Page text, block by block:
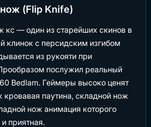
(Flip Knife)
кс — один из старейших скинов в
клинок с персидским изгибом
из рукояти при
послужил реальный
Bedlam. Геймеры высоко ценят
кровавая паутина, складной нож
нож анимация которого
приятная.